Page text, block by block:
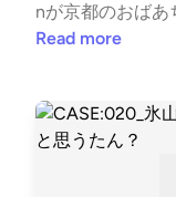
nが京都のおばあ
JIROの仕事内容
高生などについ
お葉書も読んだよ
Read more